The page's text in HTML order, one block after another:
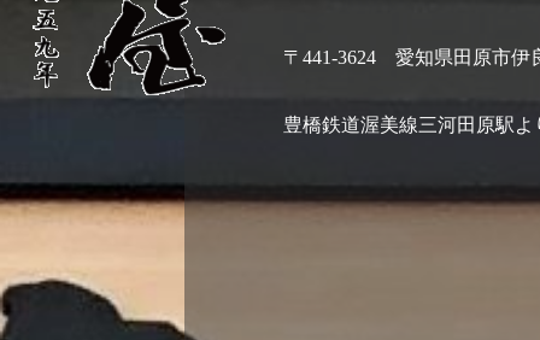
〒441-3624 愛知県田原市伊
豊橋鉄道渥美線三河田原駅よ